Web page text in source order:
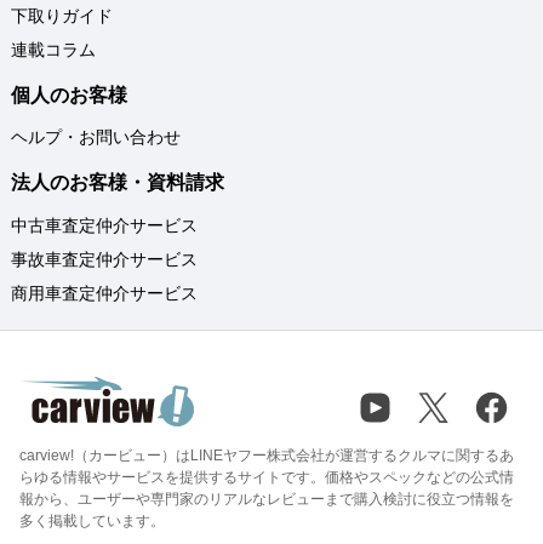
下取りガイド
連載コラム
個人のお客様
ヘルプ・お問い合わせ
法人のお客様・資料請求
中古車査定仲介サービス
事故車査定仲介サービス
商用車査定仲介サービス
carview!（カービュー）はLINEヤフー株式会社が運営するクルマに関するあ
らゆる情報やサービスを提供するサイトです。価格やスペックなどの公式情
報から、ユーザーや専門家のリアルなレビューまで購入検討に役立つ情報を
多く掲載しています。